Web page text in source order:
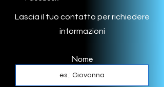
Lascia il tuo contatto per richiedere
informazioni
Nome